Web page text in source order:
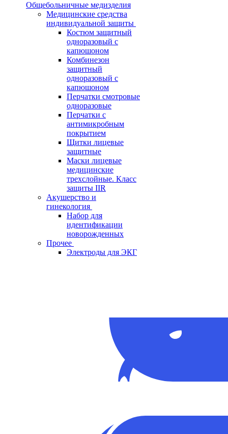
Общебольничные медизделия
Медицинские средства
индивидуальной защиты
Костюм защитный
одноразовый с
капюшоном
Комбинезон
защитный
одноразовый с
капюшоном
Перчатки смотровые
одноразовые
Перчатки с
антимикробным
покрытием
Щитки лицевые
защитные
Маски лицевые
медицинские
трехслойные. Класс
защиты IIR
Акушерство и
гинекология
Набор для
идентификации
новорожденных
Прочее
Электроды для ЭКГ